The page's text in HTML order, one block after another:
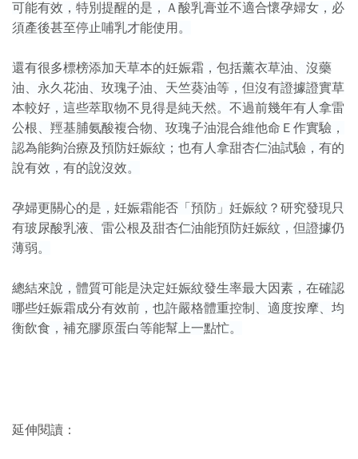
可能有效，特別提醒的是，Ａ酸乳膏並不適合懷孕婦女，必
須產後甚至停止哺乳才能使用。
還有很多標榜添加天草本的妊娠霜，包括薰衣草油、沒藥
油、永久花油、玫瑰子油、天竺葵油等，但沒有證據證實草
本較好，這些萃取物不見得是純天然。不過前幾年有人拿雷
公根、羥基脯氨酸複合物、玫瑰子油混合維他命Ｅ作實驗，
認為能夠治療及預防妊娠紋；也有人拿甜杏仁油試驗，有的
說有效，有的說沒效。
孕婦更關心的是，妊娠霜能否「預防」妊娠紋？研究發現只
有玻尿酸乳液、雷公根及甜杏仁油能預防妊娠紋，但證據仍
薄弱。
總結來說，體質可能是決定妊娠紋發生率最大因素，在確認
哪些妊娠霜成分有效前，也許嚴格體重控制、適度按摩、均
衡飲食，補充膠原蛋白等能幫上一點忙。
延伸閱讀：